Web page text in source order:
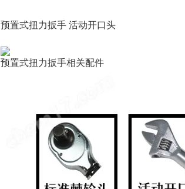
预置式扭力扳手 活动开口头
预置式扭力扳手相关配件